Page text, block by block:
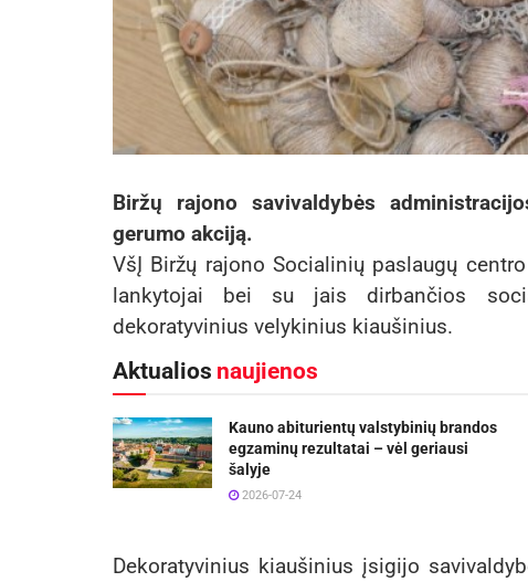
Biržų rajono savivaldybės
gerumo akciją.
VšĮ Biržų rajono Socialinių paslaugų
lankytojai bei su jais dirbančios
dekoratyvinius velykinius kiaušinius.
Aktualios naujienos
Kauno abiturientų valstybinių brandos
egzaminų rezultatai – vėl geriausi
šalyje
2026-07-24
Dekoratyvinius kiaušinius įsigijo